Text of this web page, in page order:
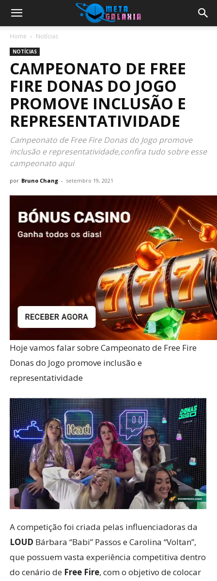
Home Notícias
NOTÍCIAS
CAMPEONATO DE FREE
FIRE DONAS DO JOGO
PROMOVE INCLUSÃO E
REPRESENTATIVIDADE
Campeonato de Free Fire Donas do Jogo promove
inclusão e representatividade,confira tudo sobre esse
campeonato aqui
por Bruno Chang - setembro 19, 2021
Hoje vamos falar sobre Campeonato de Free Fire
Donas do Jogo promove inclusão e
representatividade
A competição foi criada pelas influenciadoras da
LOUD Bárbara “Babi” Passos e Carolina “Voltan”,
que possuem vasta experiência competitiva dentro
do cenário de Free Fire, com o objetivo de colocar